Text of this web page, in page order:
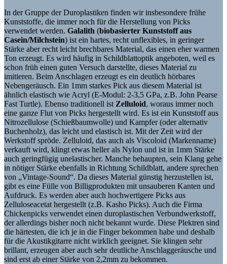
In der Gruppe der Duroplastiken finden wir insbesondere frühe
Kunststoffe, die immer noch für die Herstellung von Picks
verwendet werden. Galalith (biobasierter Kunststoff aus
Casein/Milchstein) ist ein hartes, recht unflexibles, in geringer
Stärke aber recht leicht brechbares Material, das einen eher warmen
Ton erzeugt. Es wird häufig in Schildblattoptik angeboten, weil es
schon früh einen guten Versuch darstellte, dieses Material zu
imitieren. Beim Anschlagen erzeugt es ein deutlich hörbares
Nebengeräusch. Ein 1mm starkes Pick aus diesem Material ist
ähnlich elastisch wie Acryl (E-Modul: 2-3,5 GPa, z.B. John Pearse
Fast Turtle). Ebenso traditionell ist Zelluloid, woraus immer noch
eine ganze Flut von Picks hergestellt wird. Es ist ein Kunststoff aus
Nitrozellulose (Schießbaumwolle) und Kampfer (oder alternativ
Buchenholz), das leicht und elastisch ist. Mit der Zeit wird der
Werkstoff spröde. Zelluloid, das auch als Viscoloid (Markenname)
verkauft wird, klingt etwas heller als Nylon und ist in 1mm Stärke
auch geringfügig unelastischer. Manche behaupten, sein Klang gehe
in nötiger Stärke ebenfalls in Richtung Schildblatt, andere sprechen
von „Vintage-Sound“. Da dieses Material günstig herzustellen ist,
gibt es eine Fülle von Billigprodukten mit unsauberen Kanten und
Aufdruck. Es werden aber auch hochwertigere Picks aus
Zelluloseacetat hergestellt (z.B. Kasho Picks). Auch die Firma
Chickenpicks verwendet einen duroplastischen Verbundwerkstoff,
der allerdings bisher noch nicht bekannt wurde. Diese Plektren sind
die härtesten, die ich je in die Finger bekommen habe und deshalb
für die Akustikgitarre nicht wirklich geeignet. Sie klingen sehr
brillant, erzeugen aber auch sehr deutliche Anschlaggeräusche und
sind erst ab einer Stärke von 2,2mm zu bekommen.